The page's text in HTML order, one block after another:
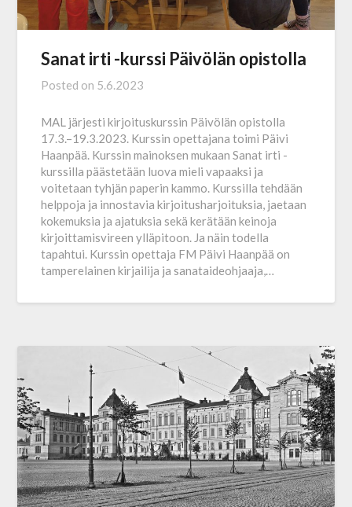
Sanat irti -kurssi Päivölän opistolla
Posted on 5.6.2023
MAL järjesti kirjoituskurssin Päivölän opistolla
17.3.–19.3.2023. Kurssin opettajana toimi Päivi
Haanpää. Kurssin mainoksen mukaan Sanat irti -
kurssilla päästetään luova mieli vapaaksi ja
voitetaan tyhjän paperin kammo. Kurssilla tehdään
helppoja ja innostavia kirjoitusharjoituksia, jaetaan
kokemuksia ja ajatuksia sekä kerätään keinoja
kirjoittamisvireen ylläpitoon. Ja näin todella
tapahtui. Kurssin opettaja FM Päivi Haanpää on
tamperelainen kirjailija ja sanataideohjaaja,…